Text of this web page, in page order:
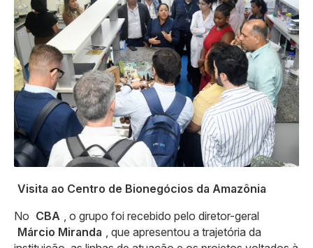
Visita ao Centro de Bionegócios da Amazônia
No CBA , o grupo foi recebido pelo diretor-geral
Márcio Miranda , que apresentou a trajetória da